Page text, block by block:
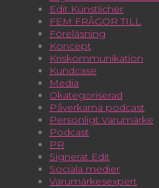
Edit Künstlicher
FEM FRÅGOR TILL
Föreläsning
Koncept
Kriskommunikation
Kundcase
Media
Okategoriserad
Påverkarna podcast
Personligt Varumärke
Podcast
PR
Signerat Edit
Sociala medier
Varumärkesexpert